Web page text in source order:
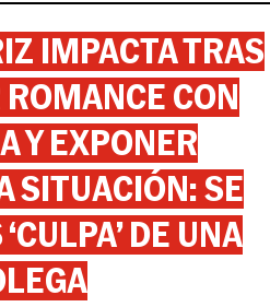
IMPACTA TRAS
CON
Y EXPONER
SITUACIÓN: SE
DE UNA